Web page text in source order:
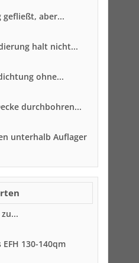
gefließt, aber...
halt nicht...
ohne...
durchbohren...
unterhalb Auflager
130-140qm